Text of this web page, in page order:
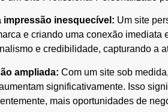
impressão inesquecível: Um site
e criando uma conexão imediata
e credibilidade, capturando a
ampliada: Com um site sob
significativamente. Isso
mais oportunidades de